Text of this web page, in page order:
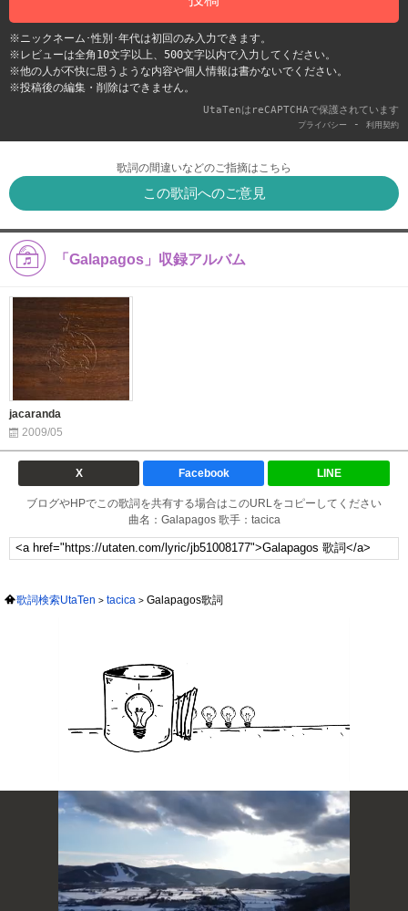
※ニックネーム･性別･年代は初回のみ入力できます。
※レビューは全角10文字以上、500文字以内で入力してください。
※他の人が不快に思うような内容や個人情報は書かないでください。
※投稿後の編集・削除はできません。
UtaTenはreCAPTCHAで保護されています
プライバシー - 利用契約
歌詞の間違いなどのご指摘はこちら
この歌詞へのご意見
「Galapagos」収録アルバム
jacaranda
2009/05
X Facebook LINE
ブログやHPでこの歌詞を共有する場合はこのURLをコピーしてください
曲名：Galapagos 歌手：tacica
歌詞検索UtaTen tacica Galapagos歌詞